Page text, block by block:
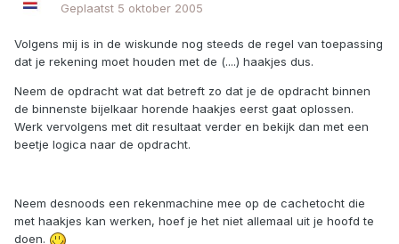
Geplaatst 5 oktober 2005
Volgens mij is in de wiskunde nog steeds de regel van toepassing
dat je rekening moet houden met de (....) haakjes dus.
Neem de opdracht wat dat betreft zo dat je de opdracht binnen
de binnenste bijelkaar horende haakjes eerst gaat oplossen.
Werk vervolgens met dit resultaat verder en bekijk dan met een
beetje logica naar de opdracht.
Neem desnoods een rekenmachine mee op de cachetocht die
met haakjes kan werken, hoef je het niet allemaal uit je hoofd te
doen.